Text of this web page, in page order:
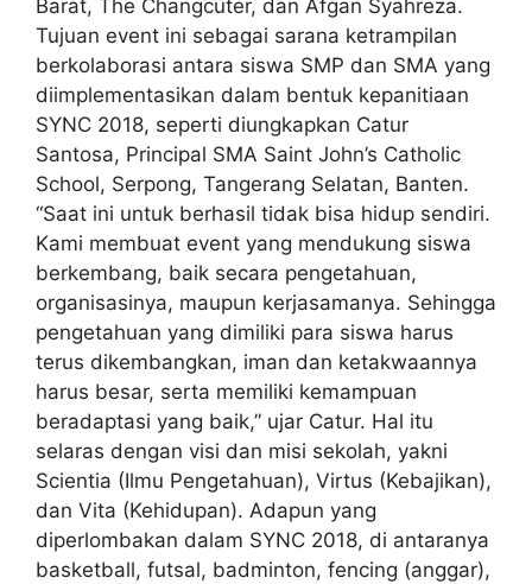
Barat, The Changcuter, dan Afgan Syahreza.
Tujuan event ini sebagai sarana ketrampilan
berkolaborasi antara siswa SMP dan SMA yang
diimplementasikan dalam bentuk kepanitiaan
SYNC 2018, seperti diungkapkan Catur
Santosa, Principal SMA Saint John’s Catholic
School, Serpong, Tangerang Selatan, Banten.
“Saat ini untuk berhasil tidak bisa hidup sendiri.
Kami membuat event yang mendukung siswa
berkembang, baik secara pengetahuan,
organisasinya, maupun kerjasamanya. Sehingga
pengetahuan yang dimiliki para siswa harus
terus dikembangkan, iman dan ketakwaannya
harus besar, serta memiliki kemampuan
beradaptasi yang baik,” ujar Catur. Hal itu
selaras dengan visi dan misi sekolah, yakni
Scientia (Ilmu Pengetahuan), Virtus (Kebajikan),
dan Vita (Kehidupan). Adapun yang
diperlombakan dalam SYNC 2018, di antaranya
basketball, futsal, badminton, fencing (anggar),